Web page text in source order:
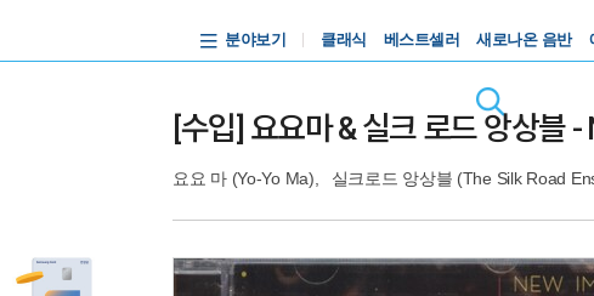
분야보기 클래식 베스트셀러 새로나온 음반
[수입] 요요마 & 실크 로드 앙상블
요요 마 (Yo-Yo Ma) 실크로드 앙상블 (The Silk Road